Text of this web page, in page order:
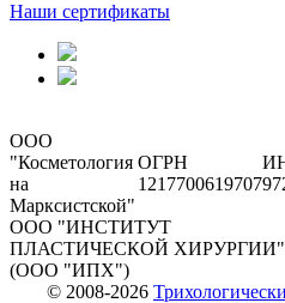
Наши сертификаты
ООО
"Косметология
на
Марксистской"
ОГРН
1217700619707
ООО "ИНСТИТУТ
ПЛАСТИЧЕСКОЙ ХИРУРГИИ"
(ООО "ИПХ")
© 2008-2026